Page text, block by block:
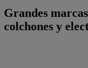
Grandes
colchones y